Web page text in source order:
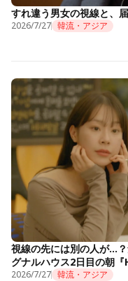
すれ違う男女の視線と、
2026/7/27 韓流・アジア
視線の先には別の人が…
グナルハウス2日目の朝
2026/7/27 韓流・アジア